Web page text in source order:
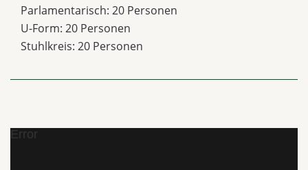
Parlamentarisch: 20 Personen
U-Form: 20 Personen
Stuhlkreis: 20 Personen
Error